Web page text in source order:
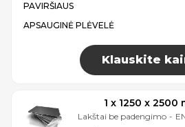
PAVIRŠIAUS
APSAUGINĖ PLĖVELĖ
Klauskite
1 x 1250 x 2500
Lakštai be padengimo -